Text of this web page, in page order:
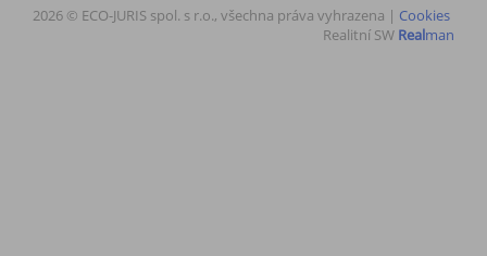
2026 © ECO-JURIS spol. s r.o., všechna práva vyhrazena | Cookies
Realitní SW Realman